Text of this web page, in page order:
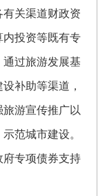
有关渠道财政资
投资等既有专
过旅游发展基
补助等渠道，
游宣传推广以
范城市建设。
专项债券支持